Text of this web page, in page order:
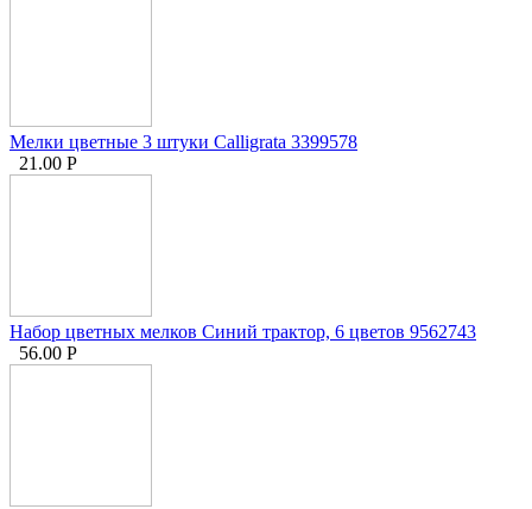
Мелки цветные 3 штуки Calligrata 3399578
21.00 Р
Набор цветных мелков Синий трактор, 6 цветов 9562743
56.00 Р